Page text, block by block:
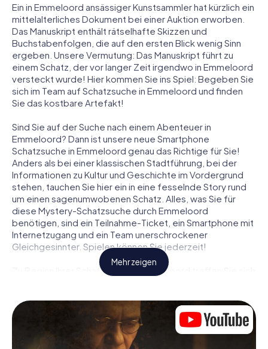
Ein in Emmeloord ansässiger Kunstsammler hat kürzlich ein
mittelalterliches Dokument bei einer Auktion erworben.
Das Manuskript enthält rätselhafte Skizzen und
Buchstabenfolgen, die auf den ersten Blick wenig Sinn
ergeben. Unsere Vermutung: Das Manuskript führt zu
einem Schatz, der vor langer Zeit irgendwo in Emmeloord
versteckt wurde! Hier kommen Sie ins Spiel: Begeben Sie
sich im Team auf Schatzsuche in Emmeloord und finden
Sie das kostbare Artefakt!
Sind Sie auf der Suche nach einem Abenteuer in
Emmeloord? Dann ist unsere neue Smartphone
Schatzsuche in Emmeloord genau das Richtige für Sie!
Anders als bei einer klassischen Stadtführung, bei der
Informationen zu Kultur und Geschichte im Vordergrund
stehen, tauchen Sie hier ein in eine fesselnde Story rund
um einen sagenumwobenen Schatz. Alles, was Sie für
diese Mystery-Schatzsuche durch Emmeloord
benötigen, sind ein Teilnahme-Ticket, ein Smartphone mit
Internetzugang und ein Team unerschrockener
Gleichgesinnter. Spielen können Sie jederzeit!
Zu Beginn Ihrer Schatzsuche in Emmeloord treffen Sie sich
geborener Spurensucher? Wer ein waschechter
Abenteurer? Und wer hat das Zeug zum Code-Knacker?
Bei unserer Schatzsuche in Emmeloord ist für jeden
Spieler die passende Rolle dabei.
Mehr zeigen